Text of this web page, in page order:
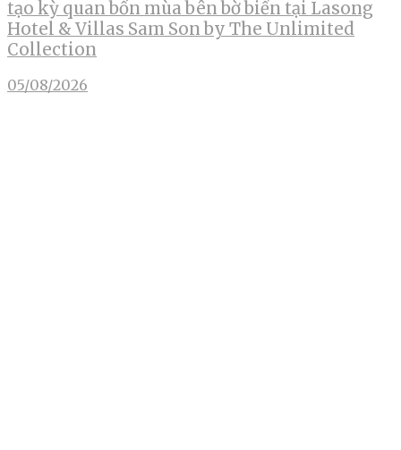
tạo kỳ quan bốn mùa bên bờ biển tại Lasong
Hotel & Villas Sam Son by The Unlimited
Collection
05/08/2026